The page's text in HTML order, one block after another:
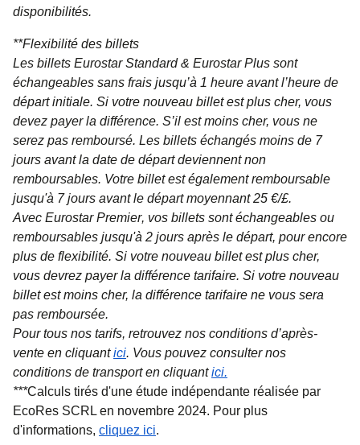
disponibilités.
**Flexibilité des billets
Les billets Eurostar Standard & Eurostar Plus sont
échangeables sans frais jusqu’à 1 heure avant l’heure de
départ initiale. Si votre nouveau billet est plus cher, vous
devez payer la différence. S’il est moins cher, vous ne
serez pas remboursé. Les billets échangés moins de 7
jours avant la date de départ deviennent non
remboursables. Votre billet est également remboursable
jusqu'à 7 jours avant le départ moyennant 25 €/£.
Avec Eurostar Premier, vos billets sont échangeables ou
remboursables jusqu'à 2 jours après le départ, pour encore
plus de flexibilité. Si votre nouveau billet est plus cher,
vous devrez payer la différence tarifaire. Si votre nouveau
billet est moins cher, la différence tarifaire ne vous sera
pas remboursée.
Pour tous nos tarifs, retrouvez nos conditions d’après-
vente en cliquantici. Vous pouvez consulter nos
conditions de transport en cliquantici.
***Calculs tirés d'une étude indépendante réalisée par
EcoRes SCRL en novembre 2024. Pour plus
d'informations, cliquez ici.